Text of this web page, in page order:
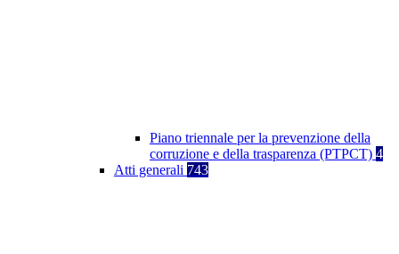
Piano triennale per la prevenzione della
corruzione e della trasparenza (PTPCT) 4
Atti generali 743